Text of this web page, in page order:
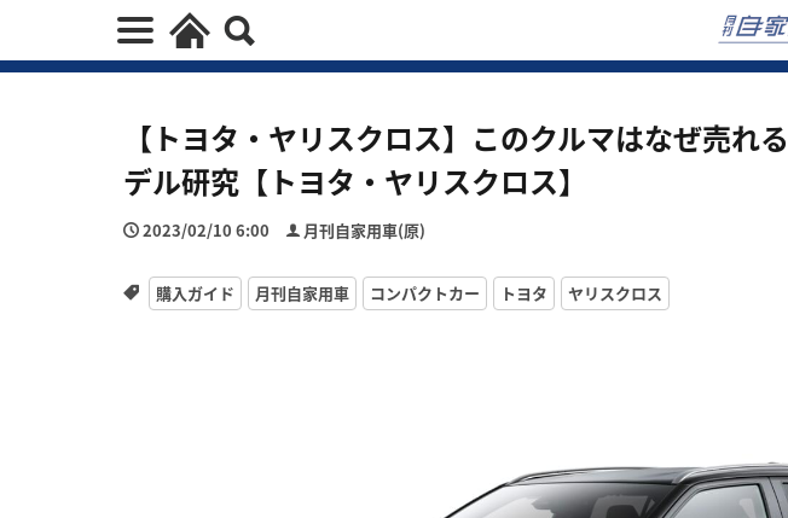
【トヨタ・ヤリスクロス】このクルマはなぜ売
デル研究【トヨタ・ヤリスクロス】
2023/02/10 6:00 月刊自家用車(原)
購入ガイド 月刊自家用車 コンパクトカー トヨタ ヤリスクロス